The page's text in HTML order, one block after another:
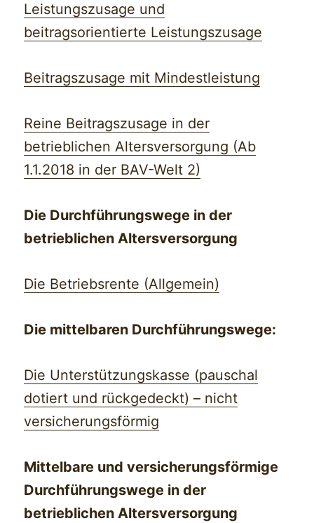
Leistungszusage und
beitragsorientierte Leistungszusage
Beitragszusage mit Mindestleistung
Reine Beitragszusage in der
betrieblichen Altersversorgung (Ab
1.1.2018 in der BAV-Welt 2)
Die Durchführungswege in der
betrieblichen Altersversorgung
Die Betriebsrente (Allgemein)
Die mittelbaren Durchführungswege:
Die Unterstützungskasse (pauschal
dotiert und rückgedeckt) – nicht
versicherungsförmig
Mittelbare und versicherungsförmige
Durchführungswege in der
betrieblichen Altersversorgung